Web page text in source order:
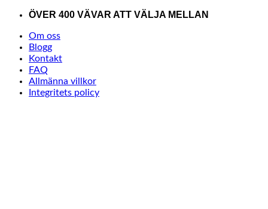
Skip
content
ÖVER 400 VÄVAR ATT VÄLJA MELLAN
Om oss
Blogg
Kontakt
FAQ
Allmänna villkor
Integritets policy